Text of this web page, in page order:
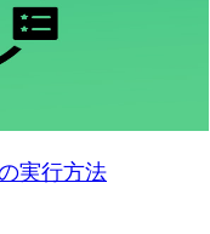
実行方法